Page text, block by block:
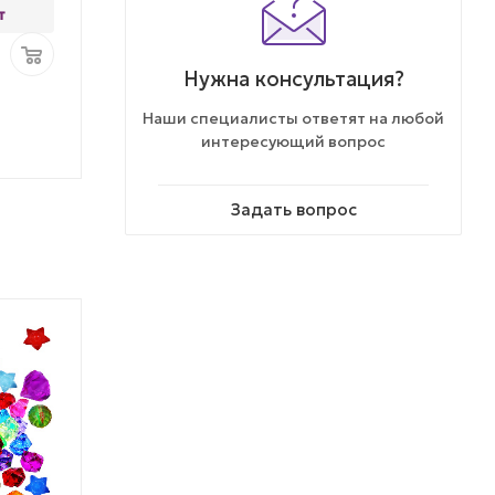
4.56 ₽/шт
Нужна консультация?
Наши специалисты ответят на любой
интересующий вопрос
Задать вопрос